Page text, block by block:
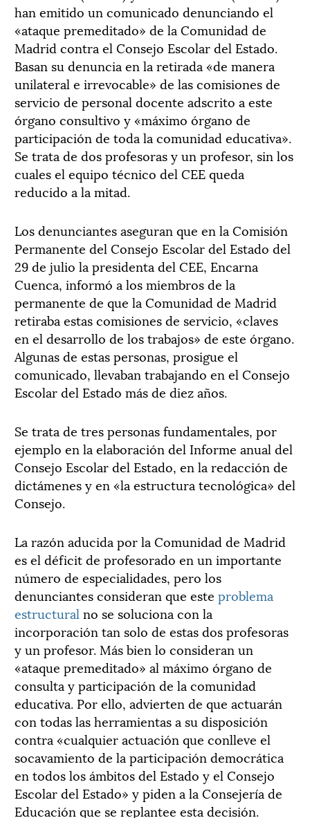
han emitido un comunicado denunciando el
«ataque premeditado» de la Comunidad de
Madrid contra el Consejo Escolar del Estado.
Basan su denuncia en la retirada «de manera
unilateral e irrevocable» de las comisiones de
servicio de personal docente adscrito a este
órgano consultivo y «máximo órgano de
participación de toda la comunidad educativa».
Se trata de dos profesoras y un profesor, sin los
cuales el equipo técnico del CEE queda
reducido a la mitad.
Los denunciantes aseguran que en la Comisión
Permanente del Consejo Escolar del Estado del
29 de julio la presidenta del CEE, Encarna
Cuenca, informó a los miembros de la
permanente de que la Comunidad de Madrid
retiraba estas comisiones de servicio, «claves
en el desarrollo de los trabajos» de este órgano.
Algunas de estas personas, prosigue el
comunicado, llevaban trabajando en el Consejo
Escolar del Estado más de diez años.
Se trata de tres personas fundamentales, por
ejemplo en la elaboración del Informe anual del
Consejo Escolar del Estado, en la redacción de
dictámenes y en «la estructura tecnológica» del
Consejo.
La razón aducida por la Comunidad de Madrid
es el déficit de profesorado en un importante
número de especialidades, pero los
denunciantes consideran que este problema
estructural no se soluciona con la
incorporación tan solo de estas dos profesoras
y un profesor. Más bien lo consideran un
«ataque premeditado» al máximo órgano de
consulta y participación de la comunidad
educativa. Por ello, advierten de que actuarán
con todas las herramientas a su disposición
contra «cualquier actuación que conlleve el
socavamiento de la participación democrática
en todos los ámbitos del Estado y el Consejo
Escolar del Estado» y piden a la Consejería de
Educación que se replantee esta decisión.